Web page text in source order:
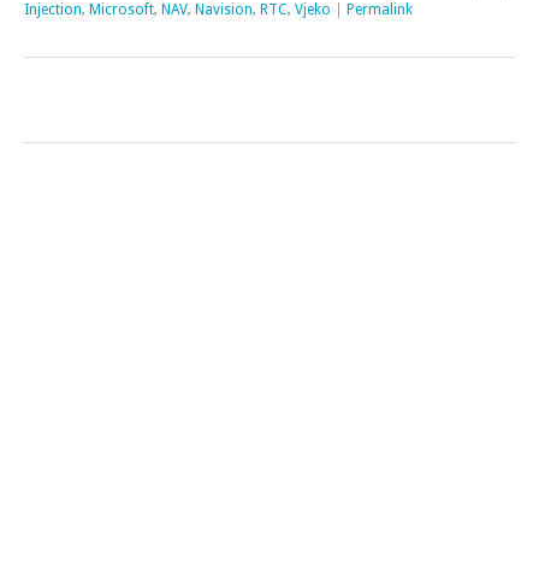
Injection, Microsoft, NAV, Navision, RTC, Vjeko Permalink